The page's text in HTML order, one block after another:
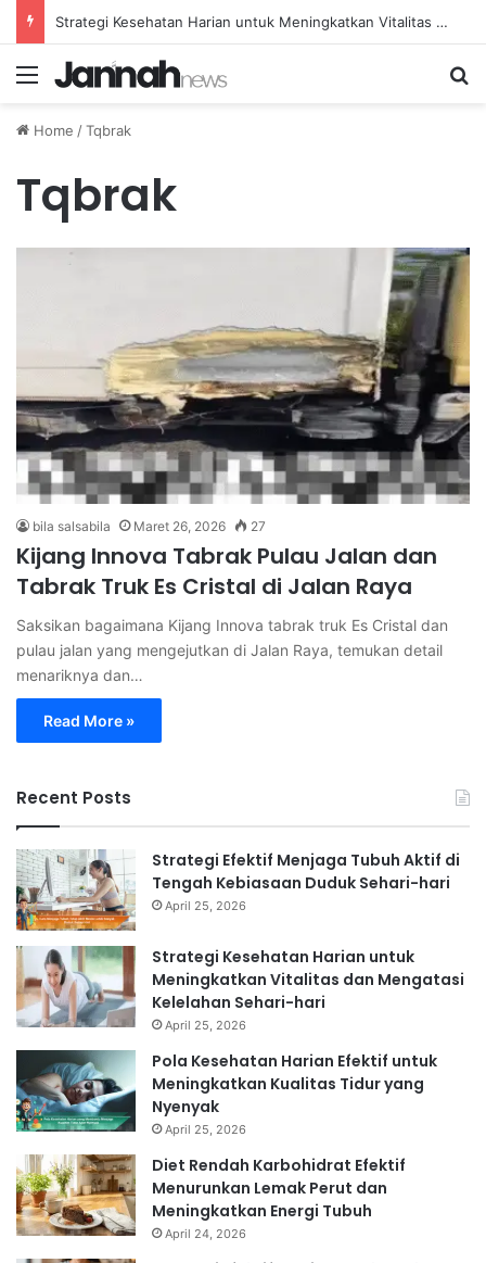
Strategi Kesehatan Harian untuk Meningkatkan Vitalitas dan Mengatasi Kelelahan Sehari-hari
Menu
Home /Tqbrak
Tqbrak
bila salsabila Maret 26, 2026 27
Kijang Innova Tabrak Pulau Jalan dan
Tabrak Truk Es Cristal di Jalan Raya
Saksikan bagaimana Kijang Innova tabrak truk Es Cristal dan
pulau jalan yang mengejutkan di Jalan Raya, temukan detail
menariknya dan…
Read More »
Recent Posts
Strategi Efektif Menjaga Tubuh Aktif di
Tengah Kebiasaan Duduk Sehari-hari
April 25, 2026
Strategi Kesehatan Harian untuk
Meningkatkan Vitalitas dan Mengatasi
Kelelahan Sehari-hari
April 25, 2026
Pola Kesehatan Harian Efektif untuk
Meningkatkan Kualitas Tidur yang
Nyenyak
April 25, 2026
Diet Rendah Karbohidrat Efektif
Menurunkan Lemak Perut dan
Meningkatkan Energi Tubuh
April 24, 2026